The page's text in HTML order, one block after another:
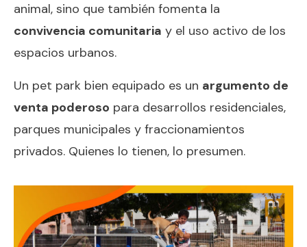
animal, sino que también fomenta la
convivencia comunitaria y el uso activo de los
espacios urbanos.
Un pet park bien equipado es un argumento de
venta poderoso para desarrollos residenciales,
parques municipales y fraccionamientos
privados. Quienes lo tienen, lo presumen.